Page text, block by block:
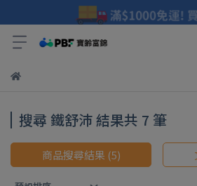
搜尋 鐵舒沛 結果共 7 筆
商品搜尋結果 (5)